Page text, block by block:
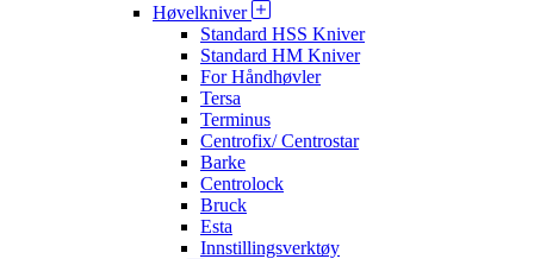
Høvelkniver
Standard HSS Kniver
Standard HM Kniver
For Håndhøvler
Tersa
Terminus
Centrofix/ Centrostar
Barke
Centrolock
Bruck
Esta
Innstillingsverktøy